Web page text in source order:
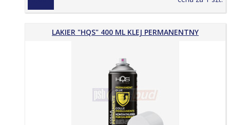
LAKIER "HQS" 400 ML KLEJ PERMANENTNY